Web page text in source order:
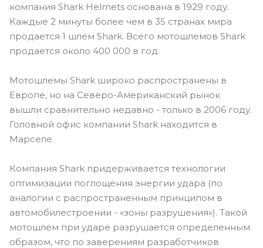
компания Shark Helmets основана в 1929 году.
Каждые 2 минуты более чем в 35 странах мира
продается 1 шлем Shark. Всего мотошлемов Shark
продается около 400 000 в год.
Мотошлемы Shark широко распространены в
Европе, но на Северо-Американский рынок
вышли сравнительно недавно - только в 2006 году.
Головной офис компании Shark находится в
Марселе.
Компания Shark придерживается технологии
оптимизации поглощения энергии удара (по
аналогии с распространенным принципом в
автомобилестроении - «зоны разрушения»). Такой
мотошлем при ударе разрушается определенным
образом, что по заверениям разработчиков